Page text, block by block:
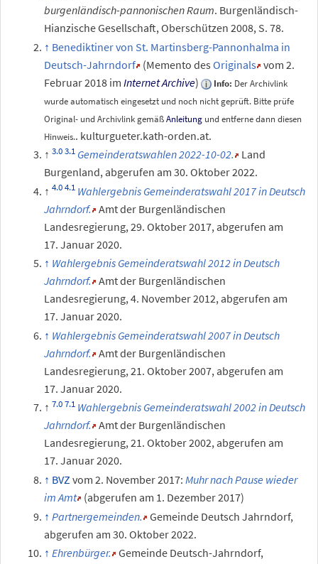
burgenländisch-pannonischen Raum. Burgenländisch-
Hianzische Gesellschaft, Oberschützen 2008, S. 78.
Benediktiner von St. Martinsberg-Pannonhalma in
Deutsch-Jahrndorf (Memento desOriginals vom 2.
Februar 2018 imInternet Archive) Info: Der Archivlink
wurde automatisch eingesetzt und noch nicht geprüft. Bitte prüfe
Original- und Archivlink gemäßAnleitung und entferne dann diesen
Hinweis.. kulturgueter.kath-orden.at.
Gemeinderatswahlen 2022-10-02.
Land
Burgenland, abgerufen am 30. Oktober 2022.
Wahlergebnis Gemeinderatswahl 2017 in Deutsch
Jahrndorf. Amt der Burgenländischen
Landesregierung, 29. Oktober 2017, abgerufen am
17. Januar 2020.
Wahlergebnis Gemeinderatswahl 2012 in Deutsch
Jahrndorf. Amt der Burgenländischen
Landesregierung,4. November 2012, abgerufen am
17. Januar 2020.
Wahlergebnis Gemeinderatswahl 2007 in Deutsch
Jahrndorf. Amt der Burgenländischen
Landesregierung, 21. Oktober 2007, abgerufen am
17. Januar 2020.
Wahlergebnis Gemeinderatswahl 2002 in Deutsch
Jahrndorf. Amt der Burgenländischen
Landesregierung,21. Oktober 2002, abgerufen am
17. Januar 2020.
BVZ vom 2. November 2017:Muhr nach Pause wieder
im Amt (abgerufen am 1. Dezember 2017)
Partnergemeinden.
Gemeinde Deutsch Jahrndorf,
abgerufen am 30. Oktober 2022.
Ehrenbürger.
Gemeinde Deutsch-Jahrndorf,